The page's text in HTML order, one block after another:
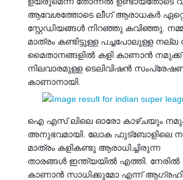
ആവേശത്തോടെ ലീഗ് ആരാധകർ
സ്റ്റേഡിയങ്ങൾ നിറഞ്ഞു കവിഞ്ഞു.
മാത്രം കണ്ടിട്ടുള്ള പച്ചപോലുള്ള നല്ല
മൈതാനങ്ങളിൽ കളി കാണാൻ നമുക്ക്
നിലവാരമുള്ള ടെലിവിഷൻ
കാണാനായി.
ഐ എസ് ലിലെ ഓരോ കാഴ്ചയും
അനുഭവമായി. ലോക ഫുട്‍ബോളിലെ
മാത്രം കളികണ്ടു ആരാധിച്ചിരുന്ന
താരങ്ങൾ ഇന്ത്യയിൽ എത്തി.
കാണാൻ സാധിക്കുമോ എന്ന്